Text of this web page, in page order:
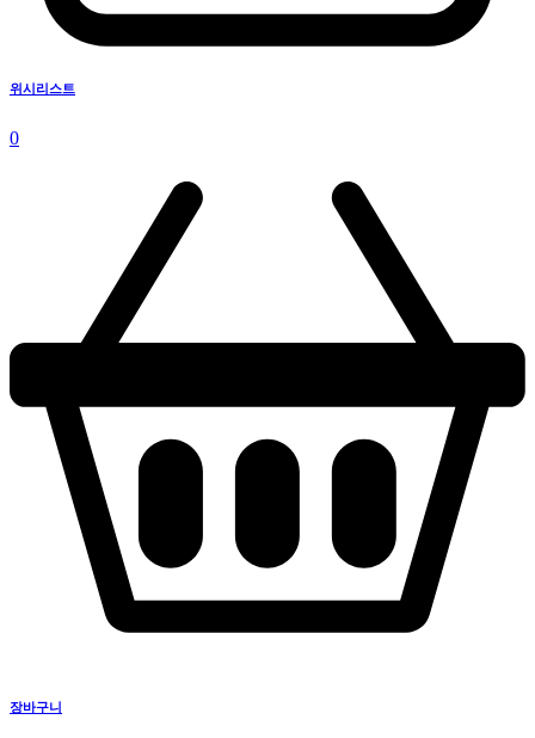
위시리스트
0
장바구니